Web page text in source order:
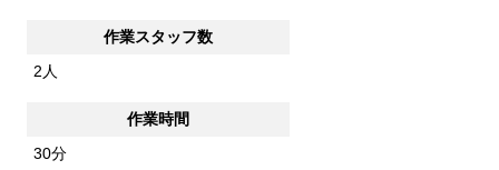
作業スタッフ数
2人
作業時間
30分